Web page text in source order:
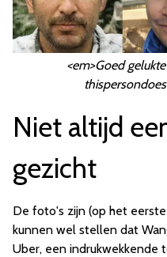
<em>Goed
Niet altijd
gezicht
De foto's zijn (op het
kunnen wel stellen dat
Uber, een